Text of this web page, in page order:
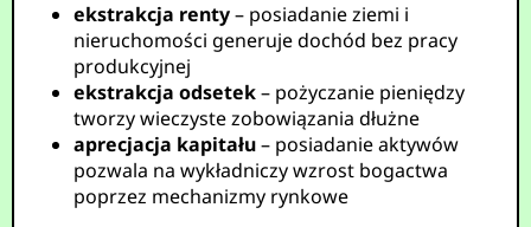
ekstrakcja renty– posiadanie ziemi i
nieruchomości generuje dochód bez pracy
produkcyjnej
ekstrakcja odsetek– pożyczanie pieniędzy
tworzy wieczyste zobowiązania dłużne
aprecjacja kapitału– posiadanie aktywów
pozwala na wykładniczy wzrost bogactwa
poprzez mechanizmy rynkowe